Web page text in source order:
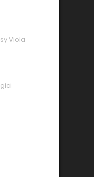
Viola